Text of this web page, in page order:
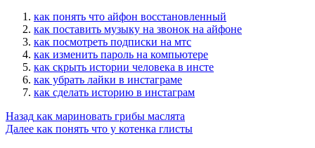
как понять что айфон восстановленный
как поставить музыку на звонок на айфоне
как посмотреть подписки на мтс
как изменить пароль на компьютере
как скрыть истории человека в инсте
как убрать лайки в инстаграме
как сделать историю в инстаграм
Post
Navigation
Назад как мариновать грибы маслята
Далее как понять что у котенка глисты